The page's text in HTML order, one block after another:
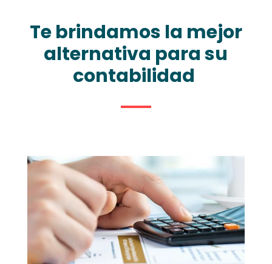
Te brindamos la mejor
alternativa para su
contabilidad